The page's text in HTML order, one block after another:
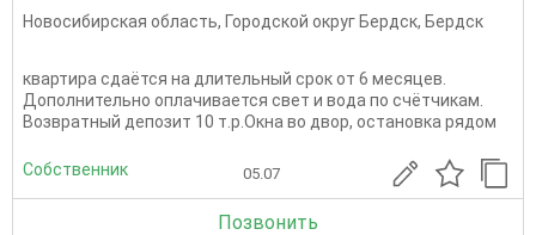
Новосибирская область, Городской округ Бердск, Бердск
квартира сдаётся на длительный срок от 6 месяцев.
Дополнительно оплачивается свет и вода по счётчикам.
Возвратный депозит 10 т.р.Окна во двор, остановка рядом
Собственник 05.07
Позвонить